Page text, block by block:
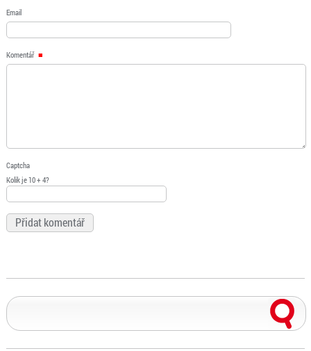
Email
Komentář
Captcha
Kolik je 10 + 4?